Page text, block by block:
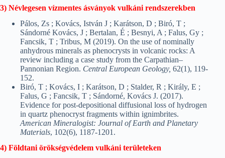
3) Névlegesen vízmentes ásványok vulkáni rendszerekben
Pálos, Zs ; Kovács, István J ; Karátson, D ; Biró, T ;
Sándorné Kovács, J ; Bertalan, É ; Besnyi, A ; Falus, Gy ;
Fancsik, T ; Tribus, M (2019). On the use of nominally
anhydrous minerals as phenocrysts in volcanic rocks: A
review including a case study from the Carpathian–
Pannonian Region. Central European Geology, 62(1), 119-
152.
Biró, T ; Kovács, I ; Karátson, D ; Stalder, R ; Király, E ;
Falus, G ; Fancsik, T ; Sándorné, Kovács J. (2017).
Evidence for post-depositional diffusional loss of hydrogen
in quartz phenocryst fragments within ignimbrites.
American Mineralogist: Journal of Earth and Planetary
Materials, 102(6), 1187-1201.
4) Földtani örökségvédelem vulkáni területeken